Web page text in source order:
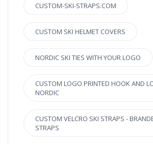
CUSTOM-SKI-STRAPS.COM
CUSTOM SKI HELMET COVERS
NORDIC SKI TIES WITH YOUR LOGO
CUSTOM LOGO PRINTED HOOK AND
NORDIC
CUSTOM VELCRO SKI STRAPS -
STRAPS